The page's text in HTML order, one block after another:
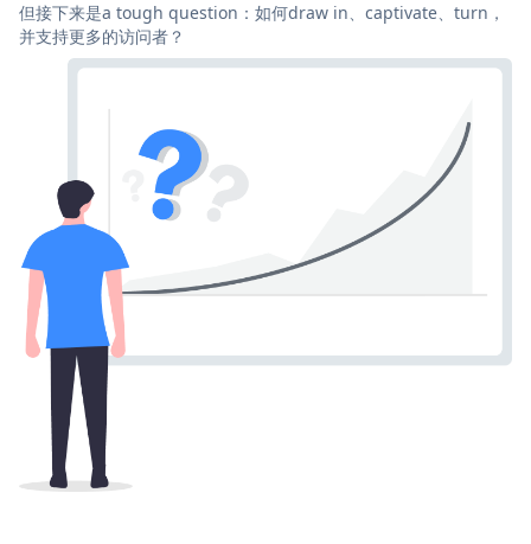
但接下来是a tough question：如何draw in、captivate、turn，
并支持更多的访问者？